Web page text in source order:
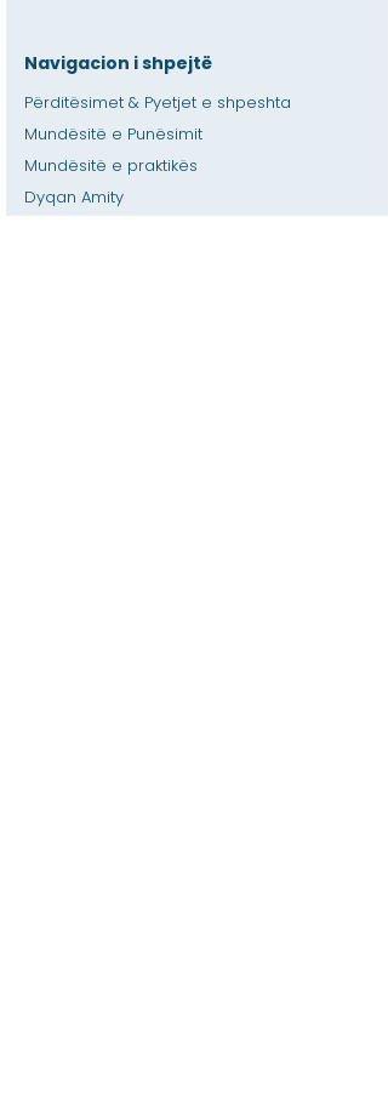
Navigacion i shpejtë
Përditësimet & Pyetjet e shpeshta
Mundësitë e Punësimit
Mundësitë e praktikës
Dyqan Amity